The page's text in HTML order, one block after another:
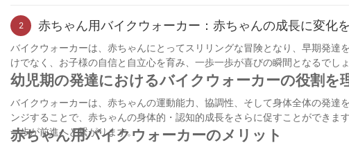
2 赤ちゃん用バイクウォーカー：赤ちゃんの成長に変化
バイクウォーカーは、赤ちゃんにとってスリリングな冒険となり、早期発
けでなく、お子様の自信と自立心を育み、一歩一歩が喜びの瞬間となるでしょ
幼児期の発達におけるバイクウォーカーの役割を
バイクウォーカーは、赤ちゃんの運動能力、協調性、そして身体全体の発
ンジすることで、赤ちゃんの身体的・認知的成長をさらに促すことができ
一歩が前進へと繋がります。
赤ちゃん用バイクウォーカーのメリット